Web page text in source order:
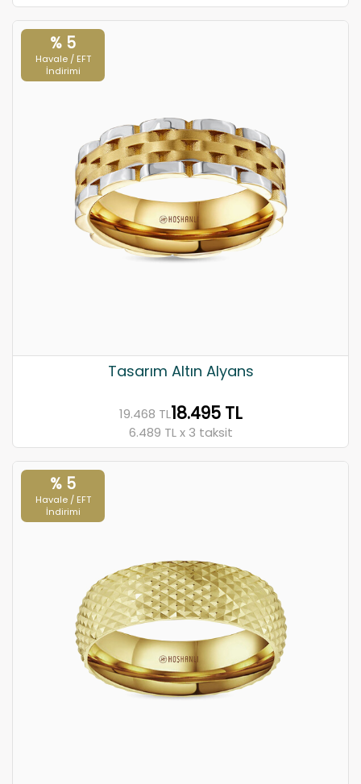
% 5
Havale / EFT
İndirimi
Tasarım Altın Alyans
19.468 TL18.495 TL
6.489 TL x 3 taksit
% 5
Havale / EFT
İndirimi